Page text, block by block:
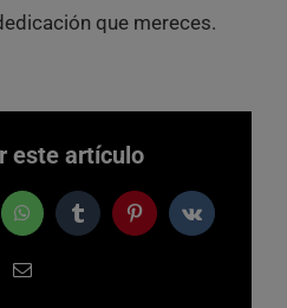
que mereces.
este artículo
WhatsAppTumblr PinterestVk
Correo